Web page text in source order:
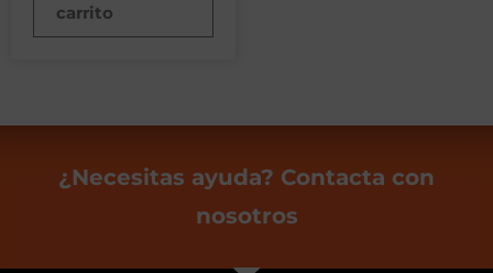
carrito
¿Necesitas ayuda? Contacta con
nosotros